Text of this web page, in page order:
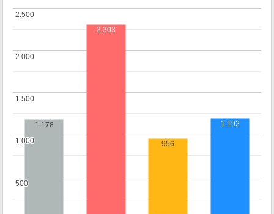
500
500
1.000
1.000
1.500
1.500
2.000
2.000
2.500
2.500
1.178
2.303
956
1.192